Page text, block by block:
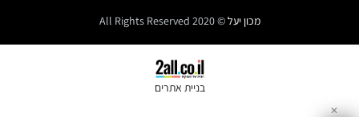
מכון יעל© 2020 All Rights Reserved
בניית אתרים
✕